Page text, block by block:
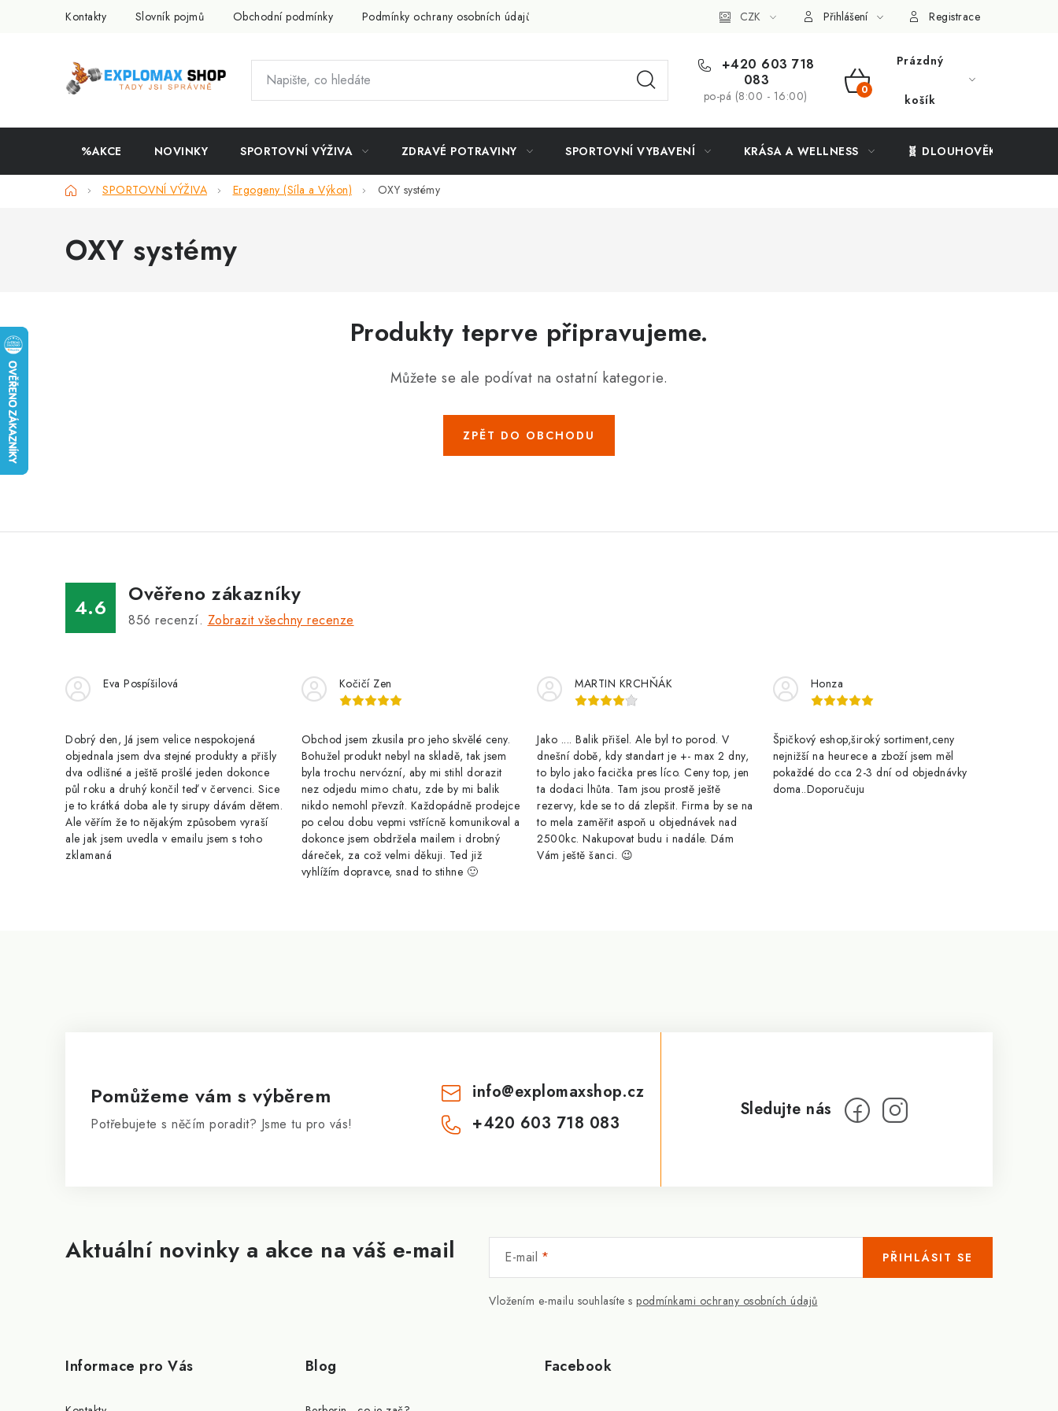
Kontakty Slovník pojmů Obchodní podmínky Podmínky ochrany osobních údajů Slevový systém Vše o nákupu
CZK Přihlášení Registrace
+420 603 718
083
po-pá (8:00 - 16:00)
NÁKUPNÍ
Prázdný
košík
%AKCE NOVINKY SPORTOVNÍ VÝŽIVA ZDRAVÉ POTRAVINY SPORTOVNÍ VYBAVENÍ KRÁSA A WELLNESS 🧬 DLOUHOVĚKOST
DomůSPORTOVNÍ VÝŽIVA Ergogeny (Síla a Výkon) OXY systémy
OXY systémy
Produkty teprve připravujeme.
Můžete se ale podívat na ostatní kategorie.
ZPĚT DO OBCHODU
4.6
Ověřeno zákazníky
856 recenzí. Zobrazit všechny recenze
Eva Pospíšilová
Dobrý den, Já jsem velice nespokojená
objednala jsem dva stejné produkty a přišly
dva odlišné a ještě prošlé jeden dokonce
půl roku a druhý končil teď v červenci. Sice
je to krátká doba ale ty sirupy dávám dětem.
Ale věřím že to nějakým způsobem vyraší
ale jak jsem uvedla v emailu jsem s toho
zklamaná
Kočičí Zen
Obchod jsem zkusila pro jeho skvělé ceny.
Bohužel produkt nebyl na skladě, tak jsem
byla trochu nervózní, aby mi stihl dorazit
nez odjedu mimo chatu, zde by mi balik
nikdo nemohl převzít. Každopádně prodejce
po celou dobu vepmi vstřícně komunikoval a
dokonce jsem obdržela mailem i drobný
dáreček, za což velmi děkuji. Ted již
vyhlížím dopravce, snad to stihne 🙂
MARTIN KRCHŇÁK
Jako .... Balik přišel. Ale byl to porod. V
dnešní době, kdy standart je +- max 2 dny,
to bylo jako facička pres líco. Ceny top, jen
ta dodaci lhůta. Tam jsou prostě ještě
rezervy, kde se to dá zlepšit. Firma by se na
to mela zaměřit aspoň u objednávek nad
2500kc. Nakupovat budu i nadále. Dám
Vám ještě šanci. 😉
Honza
Špičkový eshop,široký sortiment,ceny
nejnižší na heurece a zboží jsem měl
pokaždé do cca 2-3 dní od objednávky
doma..Doporučuju
Aktuální novinky a akce na váš e-mail E-mail
Vložením e-mailu souhlasíte s podmínkami ochrany osobních údajů
PŘIHLÁSIT SE
Pomůžeme vám s výběrem
Potřebujete s něčím poradit? Jsme tu pro vás!
info@explomaxshop.cz
+420 603 718 083
Informace pro Vás Blog Facebook